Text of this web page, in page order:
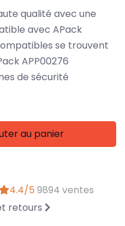
qualité avec une
avec APack
se trouvent
APP00276
de sécurité
au panier
4.4/5 9894 ventes
retours